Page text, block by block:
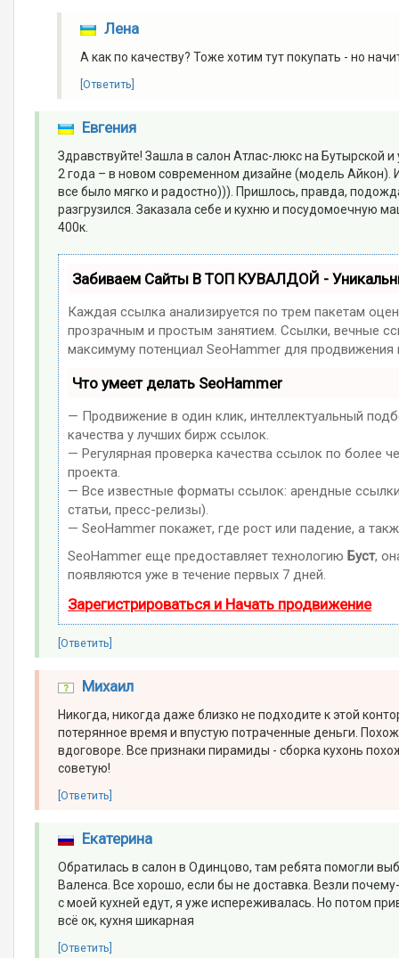
Лена
А как по качеству? Тоже хотим тут покупать - но
[Ответить]
Евгения
Здравствуйте! Зашла в салон Атлас-люкс на Бутырской
2 года – в новом современном дизайне (модель Айкон).
все было мягко и радостно))). Пришлось, правда,
разгрузился. Заказала себе и кухню и посудомоечную
400к.
Забиваем Сайты В ТОП КУВАЛДОЙ -
Каждая ссылка анализируется по трем пакетам
прозрачным и простым занятием. Ссылки, вечные
максимуму потенциал SeoHammer для продвижения
Что умеет делать SeoHammer
— Продвижение в один клик, интеллектуальный
качества у лучших бирж ссылок.
— Регулярная проверка качества ссылок по более
проекта.
— Все известные форматы ссылок: арендные
статьи, пресс-релизы).
— SeoHammer покажет, где рост или падение, а
SeoHammer еще предоставляет технологиюБуст,
появляются уже в течение первых 7 дней.
Зарегистрироваться и Начать продвижение
[Ответить]
Михаил
Никогда, никогда даже близко не подходите к этой
потерянное время и впустую потраченные деньги.
вдоговоре. Все признаки пирамиды - сборка кухонь
советую!
[Ответить]
Екатерина
Обратилась в салон в Одинцово, там ребята помогли
Валенса. Все хорошо, если бы не доставка. Везли
с моей кухней едут, я уже испереживалась. Но потом
всё ок, кухня шикарная
[Ответить]